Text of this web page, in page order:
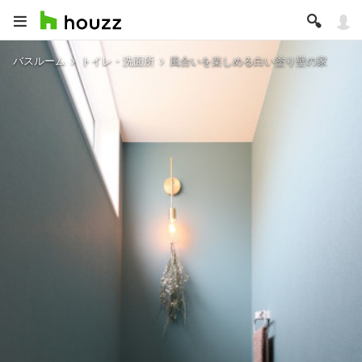
バスルーム トイレ・洗面所 風合いを楽しめる白い塗り壁の家